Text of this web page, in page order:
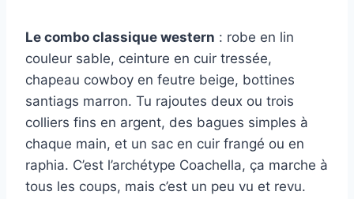
Le combo classique western : robe en lin
couleur sable, ceinture en cuir tressée,
chapeau cowboy en feutre beige, bottines
santiags marron. Tu rajoutes deux ou trois
colliers fins en argent, des bagues simples à
chaque main, et un sac en cuir frangé ou en
raphia. C’est l’archétype Coachella, ça marche à
tous les coups, mais c’est un peu vu et revu.